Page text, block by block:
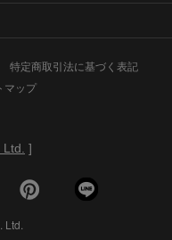
特定商取引法に基づく表記
マップ
]